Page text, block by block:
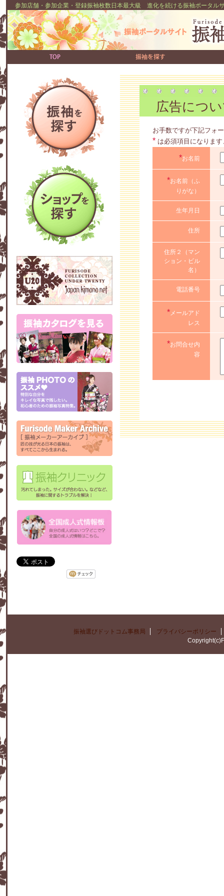
参加店舗・参加企業・登録振袖枚数日本最大級 進化を続ける振袖ポータル
広告につ
お手数ですが下記フォ
* は必須項目になりま
*お名前
*お名前（ふ
りがな）
生年月日
住所
住所２（マン
ション・ビル
名）
電話番号
*メールアド
レス
*お問合せ内
容
振袖選びドットコム事務局
プライバシーポリシー